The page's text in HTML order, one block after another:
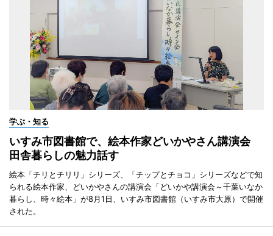
学ぶ・知る
いすみ市図書館で、絵本作家どいかやさん講演会
田舎暮らしの魅力話す
絵本「チリとチリリ」シリーズ、「チップとチョコ」シリーズなどで知
られる絵本作家、どいかやさんの講演会「どいかや講演会～千葉いなか
暮らし、時々絵本」が8月1日、いすみ市図書館（いすみ市大原）で開催
された。